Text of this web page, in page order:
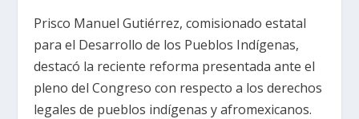
Prisco Manuel Gutiérrez, comisionado estatal
para el Desarrollo de los Pueblos Indígenas,
destacó la reciente reforma presentada ante el
pleno del Congreso con respecto a los derechos
legales de pueblos indígenas y afromexicanos.